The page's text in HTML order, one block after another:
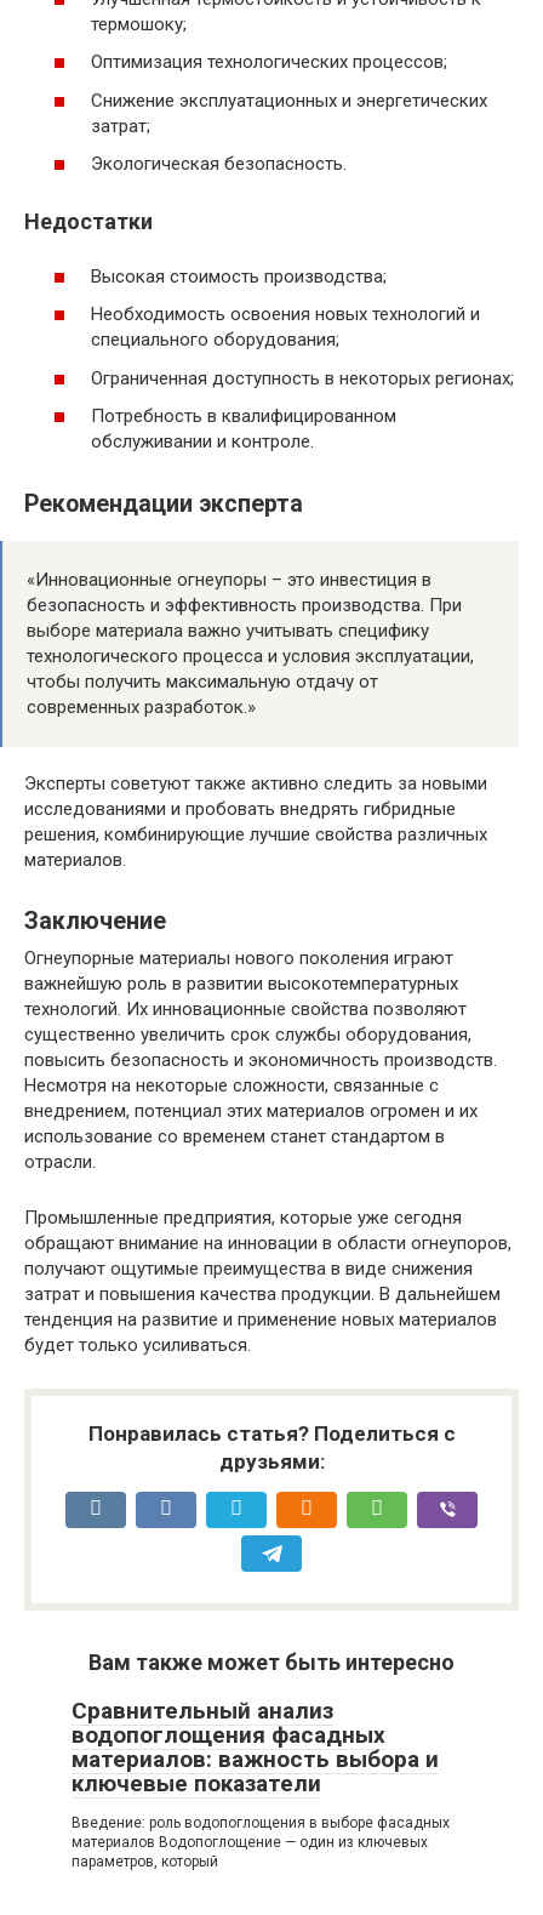
термошоку;
Оптимизация технологических процессов;
Снижение эксплуатационных и энергетических
затрат;
Экологическая безопасность.
Недостатки
Высокая стоимость производства;
Необходимость освоения новых технологий и
специального оборудования;
Ограниченная доступность в некоторых регионах;
Потребность в квалифицированном
обслуживании и контроле.
Рекомендации эксперта
«Инновационные огнеупоры – это инвестиция в
безопасность и эффективность производства. При
выборе материала важно учитывать специфику
технологического процесса и условия эксплуатации,
чтобы получить максимальную отдачу от
современных разработок.»
Эксперты советуют также активно следить за новыми
исследованиями и пробовать внедрять гибридные
решения, комбинирующие лучшие свойства различных
материалов.
Заключение
Огнеупорные материалы нового поколения играют
важнейшую роль в развитии высокотемпературных
технологий. Их инновационные свойства позволяют
существенно увеличить срок службы оборудования,
повысить безопасность и экономичность производств.
Несмотря на некоторые сложности, связанные с
внедрением, потенциал этих материалов огромен и их
использование со временем станет стандартом в
отрасли.
Промышленные предприятия, которые уже сегодня
обращают внимание на инновации в области огнеупоров,
получают ощутимые преимущества в виде снижения
затрат и повышения качества продукции. В дальнейшем
тенденция на развитие и применение новых материалов
будет только усиливаться.
Понравилась статья? Поделиться с
друзьями:
Вам также может быть интересно
Сравнительный анализ
водопоглощения фасадных
материалов: важность выбора и
ключевые показатели
Введение: роль водопоглощения в выборе фасадных
материалов Водопоглощение — один из ключевых
параметров, который